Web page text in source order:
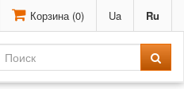
Корзина (0) Ua Ru